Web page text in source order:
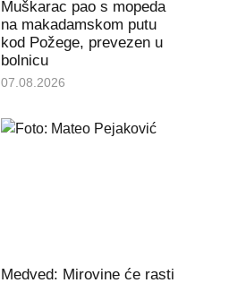
Muškarac pao s mopeda
na makadamskom putu
kod Požege, prevezen u
bolnicu
07.08.2026
Medved: Mirovine će rasti